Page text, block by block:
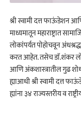
श्री स्वामी दत्त फाऊंडेशन
माध्यमातून महाराष्ट्रात
लोकांपर्यत पोहोचवून
करत आहेत. तसेच डाॅ.शंकर
आणि अंकशास्त्रातील गुढ
ह्याआधी श्री स्वामी दत्त
ह्यांना ३४ राज्यस्तरीय व